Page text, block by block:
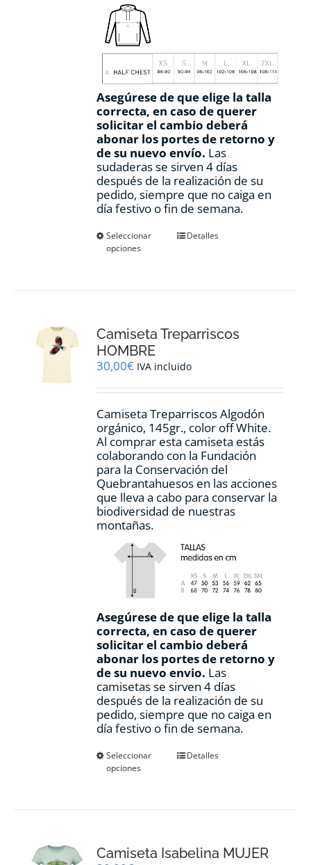
Asegúrese de que elige la talla
correcta, en caso de querer
solicitar el cambio deberá
abonar los portes de retorno y
de su nuevo envío. Las
sudaderas se sirven 4 días
después de la realización de su
pedido, siempre que no caiga en
día festivo o fin de semana.
Seleccionar
opciones
Este
se
elegir
en
la
de
producto
Detalles
Camiseta Treparriscos
HOMBRE
30,00€ IVA incluido
Camiseta Treparriscos Algodón
orgánico, 145gr., color off White.
Al comprar esta camiseta estás
colaborando con la Fundación
para la Conservación del
Quebrantahuesos en las acciones
que lleva a cabo para conservar la
biodiversidad de nuestras
montañas.
Asegúrese de que elige la talla
correcta, en caso de querer
solicitar el cambio deberá
abonar los portes de retorno y
de su nuevo envio. Las
camisetas se sirven 4 días
después de la realización de su
pedido, siempre que no caiga en
día festivo o fin de semana.
Seleccionar
opciones
Este
se
Detalles
Camiseta Isabelina MUJER